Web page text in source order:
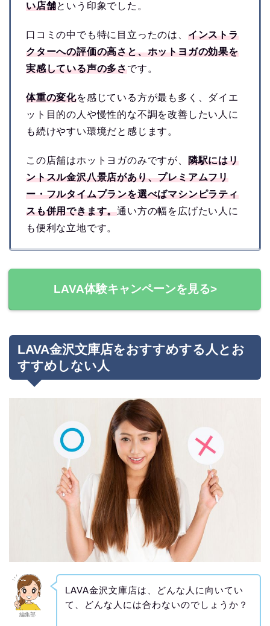
い店舗という印象でした。
口コミの中でも特に目立ったのは、 インストラ
クターへの評価の高さと、ホットヨガの効果を
実感している声の多さです。
体重の変化を感じている方が最も多く、ダイエ
ット目的の人や慢性的な不調を改善したい人に
も続けやすい環境だと感じます。
この店舗はホットヨガのみですが、 隣駅にはリ
ントスル金沢八景店があり、プレミアムフリ
ー・フルタイムプランを選べばマシンピラティ
スも併用できます。通い方の幅を広げたい人に
も便利な立地です。
LAVA体験キャンペーンを見る>
LAVA金沢文庫店をおすすめする人とお
すすめしない人
編集部
LAVA金沢文庫店は、どんな人に向いてい
て、どんな人には合わないのでしょうか？